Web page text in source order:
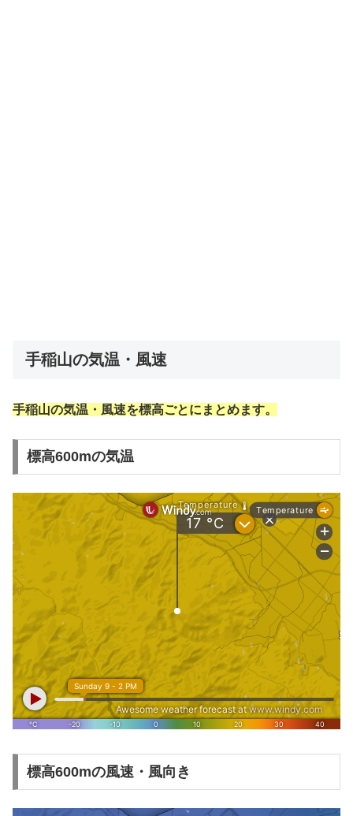
手稲山の気温・風速
手稲山の気温・風速を標高ごとにまとめます。
標高600mの気温
標高600mの風速・風向き